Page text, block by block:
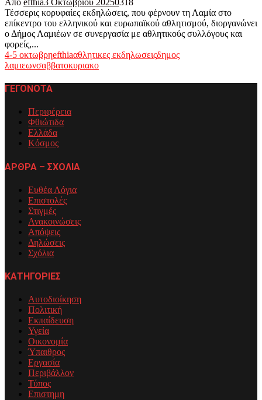
Τέσσερις κορυφαίες εκδηλώσεις, που φέρνουν τη Λαμία στο
επίκεντρο του ελληνικού και ευρωπαϊκού αθλητισμού, διοργανώνει
ο Δήμος Λαμιέων σε συνεργασία με αθλητικούς συλλόγους και
φορείς,...
4-5 οκτωβρηefthiaαθλητικες εκδηλωσειςδημος
λαμιεωνσαββατοκυριακο
ΓΕΓΟΝΟΤΑ
Περιφέρεια
Φθιώτιδα
Ελλάδα
Κόσμος
ΑΡΘΡΑ – ΣΧΟΛΙΑ
Ευθέα Λόγια
Επιστολές
Στιγμές
Ανακοινώσεις
Απόψεις
Δηλώσεις
Σχόλια
ΚΑΤΗΓΟΡΙΕΣ
Αυτοδιοίκηση
Πολιτική
Εκπαίδευση
Υγεία
Οικονομία
Ύπαιθρος
Εργασία
Περιβάλλον
Τύπος
Επιστημη